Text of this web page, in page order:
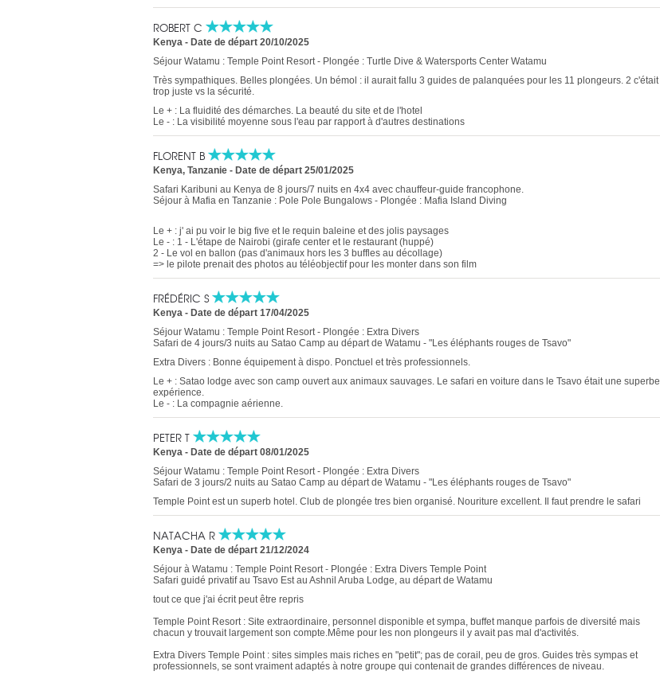
ROBERT C
Kenya - Date de départ 20/10/2025
Séjour Watamu : Temple Point Resort - Plongée : Turtle Dive & Watersports Center Watamu
Très sympathiques. Belles plongées. Un bémol : il aurait fallu 3 guides de palanquées pour les 11 plongeurs. 2 c'était
trop juste vs la sécurité.
Le + : La fluidité des démarches. La beauté du site et de l'hotel
Le - : La visibilité moyenne sous l'eau par rapport à d'autres destinations
FLORENT B
Kenya, Tanzanie - Date de départ 25/01/2025
Safari Karibuni au Kenya de 8 jours/7 nuits en 4x4 avec chauffeur-guide francophone.
Séjour à Mafia en Tanzanie : Pole Pole Bungalows - Plongée : Mafia Island Diving
Le + : j' ai pu voir le big five et le requin baleine et des jolis paysages
Le - : 1 - L'étape de Nairobi (girafe center et le restaurant (huppé)
2 - Le vol en ballon (pas d'animaux hors les 3 buffles au décollage)
=> le pilote prenait des photos au téléobjectif pour les monter dans son film
FRÉDÉRIC S
Kenya - Date de départ 17/04/2025
Séjour Watamu : Temple Point Resort - Plongée : Extra Divers
Safari de 4 jours/3 nuits au Satao Camp au départ de Watamu - "Les éléphants rouges de Tsavo"
Extra Divers : Bonne équipement à dispo. Ponctuel et très professionnels.
Le + : Satao lodge avec son camp ouvert aux animaux sauvages. Le safari en voiture dans le Tsavo était une superbe
expérience.
Le - : La compagnie aérienne.
PETER T
Kenya - Date de départ 08/01/2025
Séjour Watamu : Temple Point Resort - Plongée : Extra Divers
Safari de 3 jours/2 nuits au Satao Camp au départ de Watamu - "Les éléphants rouges de Tsavo"
Temple Point est un superb hotel. Club de plongée tres bien organisé. Nouriture excellent. Il faut prendre le safari
NATACHA R
Kenya - Date de départ 21/12/2024
Séjour à Watamu : Temple Point Resort - Plongée : Extra Divers Temple Point
Safari guidé privatif au Tsavo Est au Ashnil Aruba Lodge, au départ de Watamu
tout ce que j'ai écrit peut être repris
Temple Point Resort : Site extraordinaire, personnel disponible et sympa, buffet manque parfois de diversité mais
chacun y trouvait largement son compte.Même pour les non plongeurs il y avait pas mal d'activités.
Extra Divers Temple Point : sites simples mais riches en "petit"; pas de corail, peu de gros. Guides très sympas et
professionnels, se sont vraiment adaptés à notre groupe qui contenait de grandes différences de niveau.